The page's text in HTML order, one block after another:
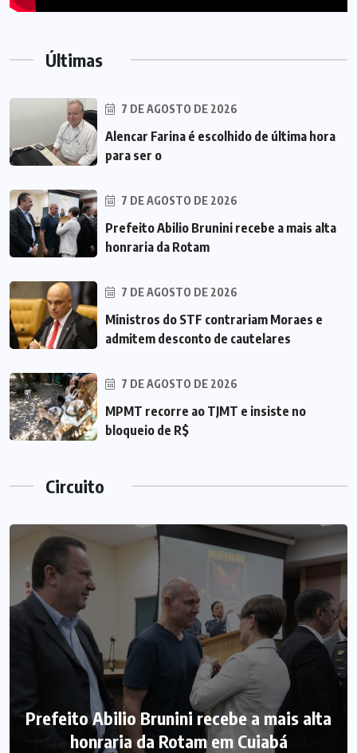
Últimas
7 DE AGOSTO DE 2026
Alencar Farina é escolhido de última hora
para ser o
7 DE AGOSTO DE 2026
Prefeito Abilio Brunini recebe a mais alta
honraria da Rotam
7 DE AGOSTO DE 2026
Ministros do STF contrariam Moraes e
admitem desconto de cautelares
7 DE AGOSTO DE 2026
MPMT recorre ao TJMT e insiste no
bloqueio de R$
Circuito
Prefeito Abilio Brunini recebe a mais alta
honraria da Rotam em Cuiabá